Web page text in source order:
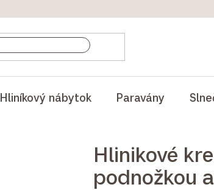
Hliníkový nábytok Paravány
Hlinikové
podnožkou